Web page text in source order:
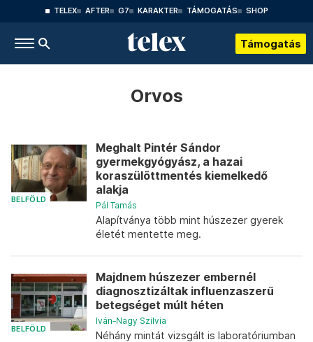
TELEX AFTER G7 KARAKTER TÁMOGATÁS SHOP
Támogatás
Orvos
BELFÖLD
Meghalt Pintér Sándor
gyermekgyógyász, a hazai
koraszülöttmentés kiemelkedő
alakja
Pál Tamás
Alapítványa több mint húszezer gyerek
életét mentette meg.
BELFÖLD
Majdnem húszezer embernél
diagnosztizáltak influenzaszerű
betegséget múlt héten
Iván-Nagy Szilvia
Néhány mintát vizsgált is laboratóriumban